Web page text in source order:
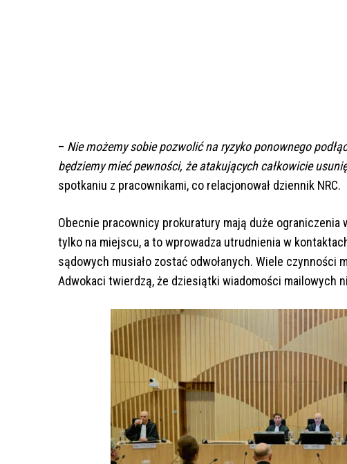
– Nie możemy sobie pozwolić na ryzyko ponownego
będziemy mieć pewności, że atakujących całkowicie
spotkaniu z pracownikami, co relacjonował dziennik NRC.
Obecnie pracownicy prokuratury mają duże ograniczenia
tylko na miejscu, a to wprowadza utrudnienia w
sądowych musiało zostać odwołanych. Wiele czynności
Adwokaci twierdzą, że dziesiątki wiadomości mailowych